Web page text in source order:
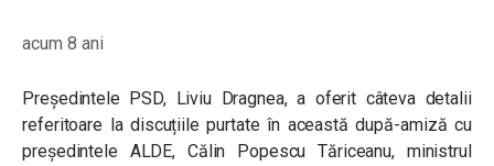
acum 8 ani
Președintele PSD, Liviu Dragnea, a oferit câteva detalii
referitoare la discuțiile purtate în această după-amiză cu
președintele ALDE, Călin Popescu Tăriceanu, ministrul